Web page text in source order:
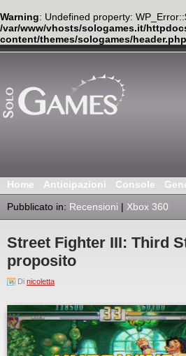
Warning: Undefined property:
/var/www/vhosts/sologames.it/
content/themes/sologames/header.php
Home Anticipazioni Console
Pubblicato in: Recensioni | Xbox 360
Street Fighter III: Third
proposito
Di nicoletta